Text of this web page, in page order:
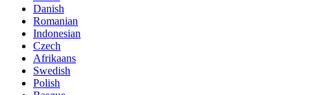
Danish
Romanian
Indonesian
Czech
Afrikaans
Swedish
Polish